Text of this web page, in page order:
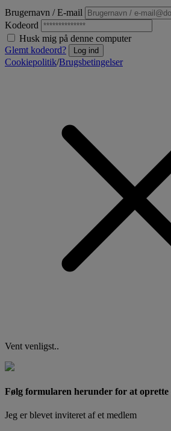
Brugernavn / E-mail
Kodeord
Husk mig på denne computer
Glemt kodeord?
Log ind
Cookiepolitik/Brugsbetingelser
Vent venligst..
Følg formularen herunder for at oprette
Jeg er blevet inviteret af et medlem